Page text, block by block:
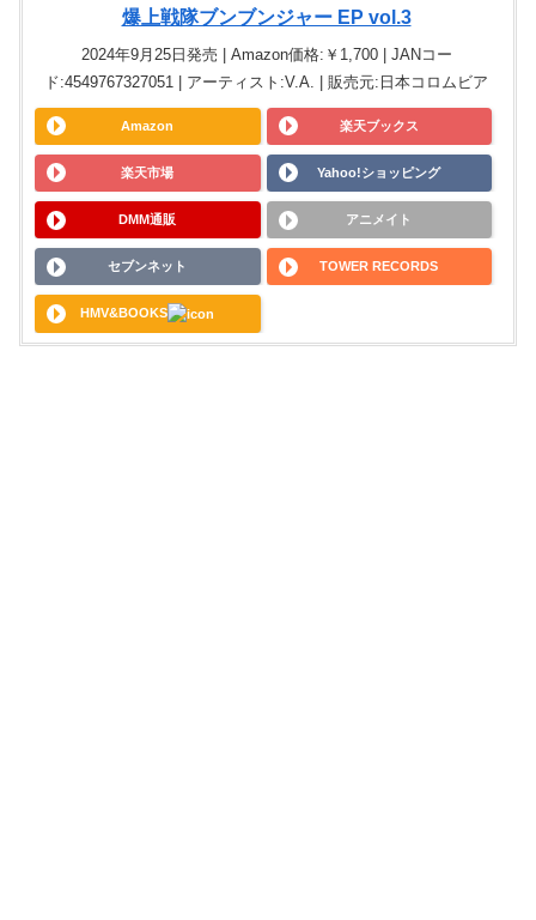
爆上戦隊ブンブンジャー EP vol.3
2024年9月25日発売 | Amazon価格:￥1,700 | JANコー
ド:4549767327051 | アーティスト:V.A. | 販売元:日本コロムビア
Amazon 楽天ブックス
楽天市場 Yahoo!ショッピング
DMM通販 アニメイト
セブンネット TOWER RECORDS
HMV&BOOKS